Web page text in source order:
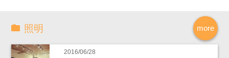
more
照明
2016/06/28